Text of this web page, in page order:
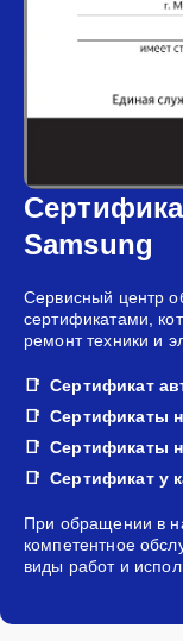
Samsung
Сервисный центр
сертификатами,
ремонт техники и
Сертификат
Сертификаты
Сертификаты
Сертификат у
При обращении в
компетентное
виды работ и